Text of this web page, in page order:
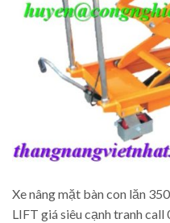
Xe nâng mặt bàn con lăn
LIFT giá siêu cạnh tranh